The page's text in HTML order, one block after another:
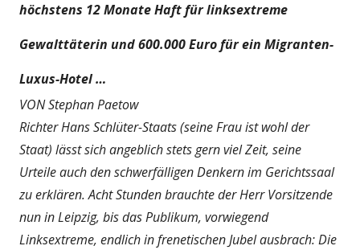
höchstens 12 Monate Haft für linksextreme
Gewalttäterin und 600.000 Euro für ein Migranten-
Luxus-Hotel …
VON Stephan Paetow
Richter Hans Schlüter-Staats (seine Frau ist wohl der
Staat) lässt sich angeblich stets gern viel Zeit, seine
Urteile auch den schwerfälligen Denkern im Gerichtssaal
zu erklären. Acht Stunden brauchte der Herr Vorsitzende
nun in Leipzig, bis das Publikum, vorwiegend
Linksextreme, endlich in frenetischen Jubel ausbrach: Die